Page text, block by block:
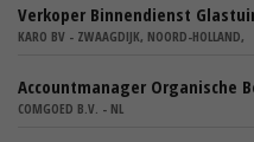
Verkoper Binnendienst
KARO BV - ZWAAGDIJK, NOORD-HOLLAND,
Accountmanager Organische
COMGOED B.V. - NL